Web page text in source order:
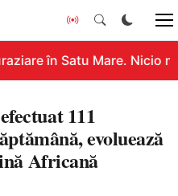
în Satu Mare. Nicio
111
evoluează
Africană